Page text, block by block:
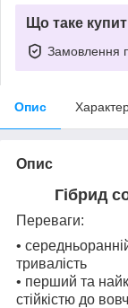
Що таке
Замовлення
Опис
Опис
Гібрид
Переваги:
•
тривалість
• перший та
стійкістю до